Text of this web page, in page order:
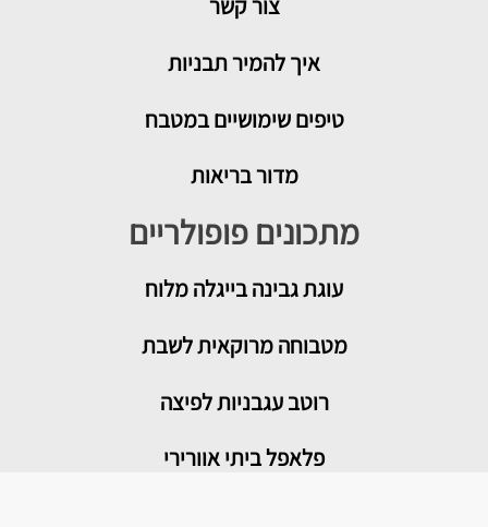
צור קשר
איך להמיר תבניות
טיפים שימושיים במטבח
מדור בריאות
מתכונים פופולריים
עוגת גבינה בייגלה מלוח
מטבוחה מרוקאית לשבת
רוטב עגבניות לפיצה
פלאפל ביתי אוורירי